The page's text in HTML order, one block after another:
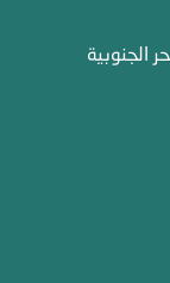
الجنوبية